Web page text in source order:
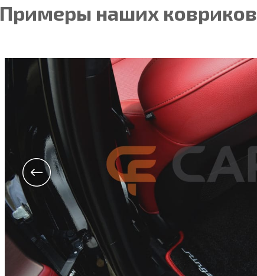
Примеры наших ковриков